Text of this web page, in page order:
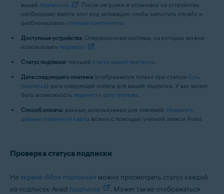
вашей подпиской
. После загрузки и установки на устройство
необходимо ввести этот код активации, чтобы запустить службу и
разблокировать платные компоненты
Доступные устройства: Операционные системы, на которых можно
использовать подписку
Статус подписки: текущий статус вашей подписки
Дата следующего платежа (отображается только при статусе Есть
подписка): дата следующей оплаты для вашей подписки. У вас может
быть возможность перенести дату платежа
Способ оплаты: данные, используемые для платежей. Изменить
данные платежной карты можно с помощью учетной записи Avast.
Проверка статуса подписки
На экране «Мои подписки» можно просмотреть статус каждой
из подписок Avast подписки
. Может также отображаться